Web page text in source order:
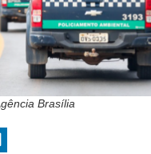
Brasília